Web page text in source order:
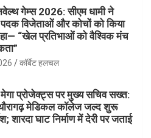
गेम्स 2026: सीएम धामी ने
विजेताओं और कोचों को किया
“खेल प्रतिभाओं को वैश्विक मंच
कॉर्बेट हलचल
प्रोजेक्ट्स पर मुख्य सचिव सख्त:
मेडिकल कॉलेज जल्द शुरू
शारदा घाट निर्माण में देरी पर जताई